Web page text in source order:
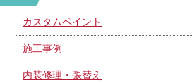
カスタムペイント
施工事例
内装修理・張替え